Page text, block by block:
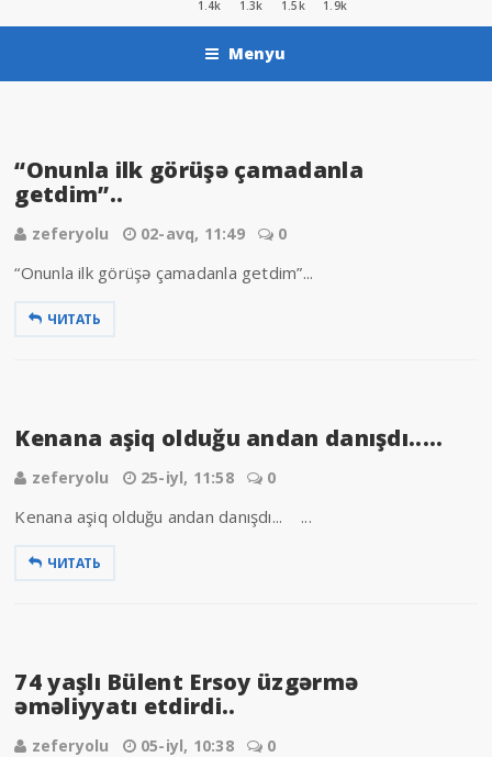
1.4k 1.3k 1.5k 1.9k
Menyu
“Onunla ilk görüşə çamadanla
getdim”..
zeferyolu 02-avq, 11:49 0
“Onunla ilk görüşə çamadanla getdim”...
ЧИТАТЬ
Kenana aşiq olduğu andan danışdı.....
zeferyolu 25-iyl, 11:58 0
Kenana aşiq olduğu andan danışdı... ...
ЧИТАТЬ
74 yaşlı Bülent Ersoy üzgərmə
əməliyyatı etdirdi..
zeferyolu 05-iyl, 10:38 0